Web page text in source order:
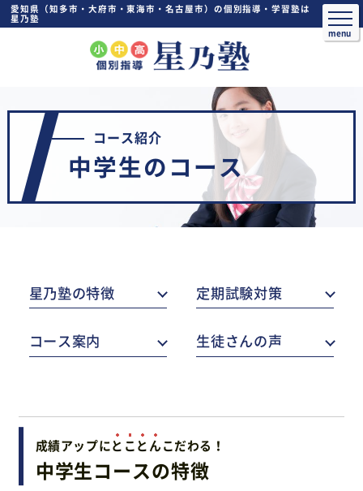
愛知県（知多市・大府市・東海市・名古屋市）の個別指導・学習塾は
星乃塾
コース紹介
中学生のコース
星乃塾の特徴 定期試験対策
コース案内 生徒さんの声
成績アップにと ことんこだわる！
中学生コースの特徴